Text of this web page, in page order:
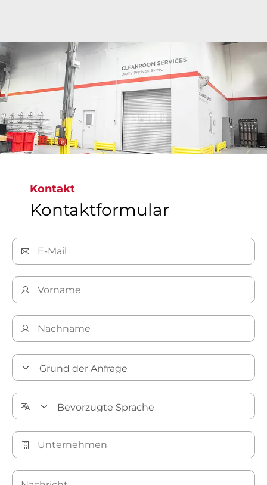
Brays hochmoderne Reinraumanlagen bieten
weltweit Präzisionsreinigungen der ISO Class 6
bis ISO Class 9. Dabei werden Armaturen
gereinigt, geprüft, verpackt und etikettiert, um
die strengsten globalen Standards zu erfüllen
und kontaminationsfreie Armaturen zu
gewährleisten.​​​​​​​
Kontakt
Kontaktformular